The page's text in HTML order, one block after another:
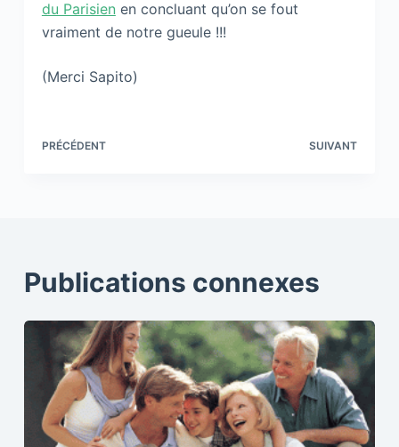
du Parisienen concluant qu’on se fout
vraiment de notre gueule !!!
(Merci Sapito)
PRÉCÉDENT SUIVANT
Publications connexes